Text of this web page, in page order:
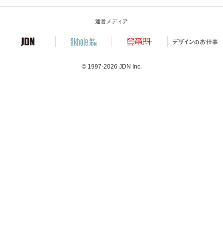
運営メディア
© 1997-2026 JDN Inc.